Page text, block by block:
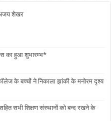
अजय शेखर
का हुआ शुभारम्भ*
के बच्चों ने निकाला झांकी के मनोरम दृश्य
सभी शिक्षण संस्थानों को बन्द रखने के